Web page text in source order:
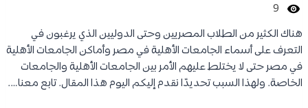
9
هناك الكثير من الطلاب المصريين وحتى الدوليين الذي يرغبون في
التعرف على أسماء الجامعات الأهلية في مصر وأماكن الجامعات الأهلية
في مصر حتى لا يختلط عليهم الأمر بين الجامعات الأهلية والجامعات
الخاصة. ولهذا السبب تحديدًا نقدم إليكم اليوم هذا المقال. تابع معنا….